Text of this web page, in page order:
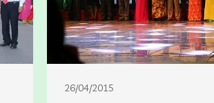
26/04/2015